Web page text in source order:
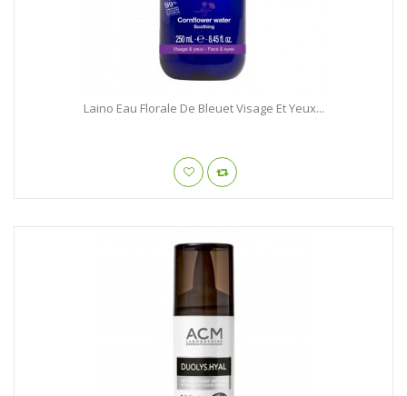
Laino Eau Florale De Bleuet Visage Et Yeux...